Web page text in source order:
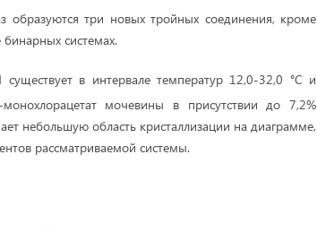
образуются три новых тройных соединения, кроме
системах.
существует в интервале температур 12,0-32,0 °С и
мочевины в присутствии до 7,2%
небольшую область кристаллизации на диаграмме,
рассматриваемой системы.